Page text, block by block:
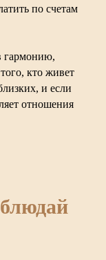
по счетам
гармонию,
кто живет
и если
отношения